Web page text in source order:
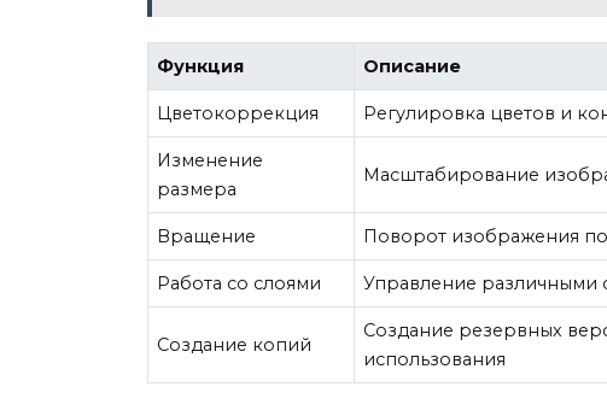
Функция Описание
Цветокоррекция Регулировка цветов и
Изменение
размера
Масштабирование
Вращение Поворот изображения
Работа со слоями Управление различными
Создание копий
Создание резервных
использования